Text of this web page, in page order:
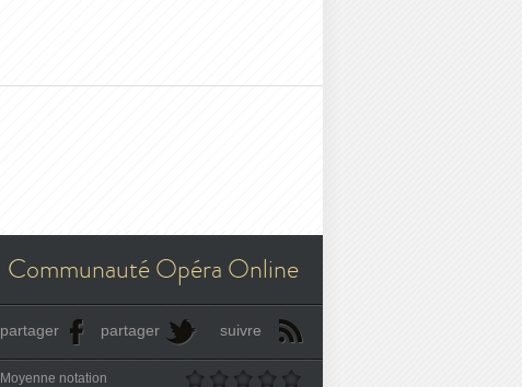
Communauté Opéra Online
partager partager suivre
Moyenne notation